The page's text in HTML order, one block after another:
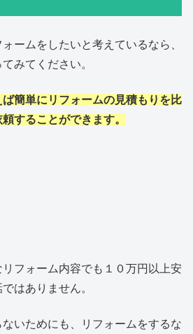
ームをしたいと考えているなら、
みてください。
簡単にリフォームの見積もりを比
することができます。
フォーム内容でも１０万円以上安
はありません。
いためにも、リフォームをするな